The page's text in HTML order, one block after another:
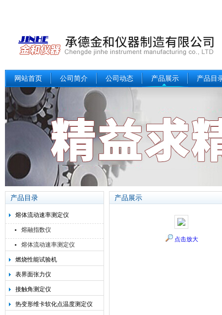
网站首页 公司简介 公司动态 产品展示 产品目
产品目录
熔体流动速率测定仪
熔融指数仪
熔体流动速率测定仪
燃烧性能试验机
表界面张力仪
接触角测定仪
热变形维卡软化点温度测定仪
产品展示
点击放大